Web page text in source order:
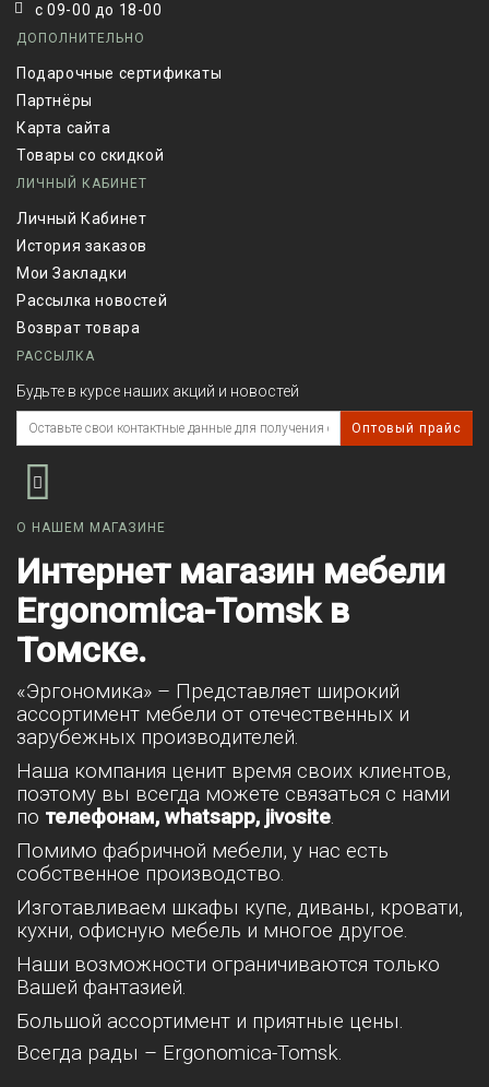
с 09-00 до 18-00
ДОПОЛНИТЕЛЬНО
Подарочные сертификаты
Партнёры
Карта сайта
Товары со скидкой
ЛИЧНЫЙ КАБИНЕТ
Личный Кабинет
История заказов
Мои Закладки
Рассылка новостей
Возврат товара
РАССЫЛКА
Будьте в курсе наших акций и новостей
Оптовый прайс
О НАШЕМ МАГАЗИНЕ
Интернет магазин мебели
Ergonomica-Tomsk в
Томске.
«Эргономика» – Представляет широкий
ассортимент мебели от отечественных и
зарубежных производителей.
Наша компания ценит время своих клиентов,
поэтому вы всегда можете связаться с нами
по телефонам, whatsapp, jivosite.
Помимо фабричной мебели, у нас есть
собственное производство.
Изготавливаем шкафы купе, диваны, кровати,
кухни, офисную мебель и многое другое.
Наши возможности ограничиваются только
Вашей фантазией.
Большой ассортимент и приятные цены.
Всегда рады – Ergonomica-Tomsk.